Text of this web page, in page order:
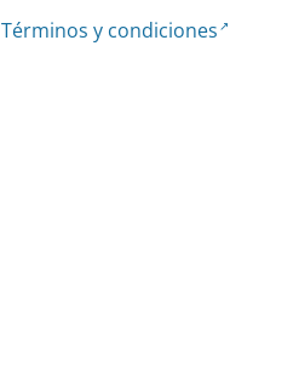
Términos y condiciones